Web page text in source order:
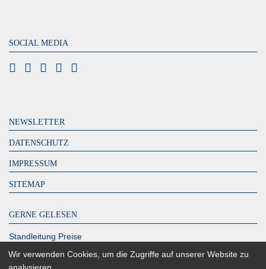
SOCIAL MEDIA
NEWSLETTER
DATENSCHUTZ
IMPRESSUM
SITEMAP
GERNE GELESEN
Standleitung Preise
DeutschlandLAN Connect IP
Wir verwenden Cookies, um die Zugriffe auf unserer Website zu
analysieren.